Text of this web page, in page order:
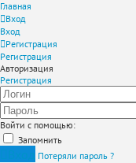
Главная
Вход
Вход
Регистрация
Регистрация
Авторизация
Регистрация
Войти с помощью:
Запомнить
Потеряли пароль ?